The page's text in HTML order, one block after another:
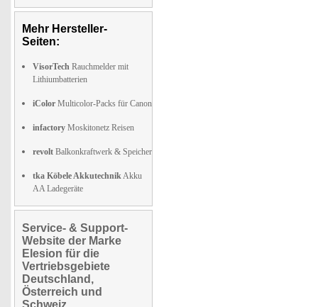
Mehr Hersteller-
Seiten:
VisorTech Rauchmelder mit
Lithiumbatterien
iColor Multicolor-Packs für Canon
infactory Moskitonetz Reisen
revolt Balkonkraftwerk & Speicher
tka Köbele AkkutechnikAkku
AA Ladegeräte
Service- & Support-
Website der Marke
Elesion für die
Vertriebsgebiete
Deutschland,
Österreich und
Schweiz